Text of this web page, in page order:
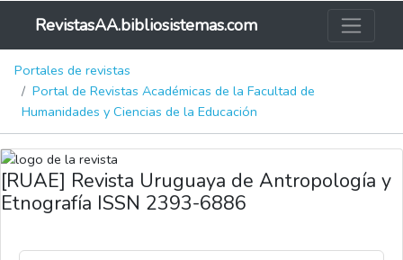
RevistasAA.bibliosistemas.com
Portales de revistas
Portal de Revistas Académicas de la Facultad de
Humanidades y Ciencias de la Educación
[RUAE] Revista Uruguaya de Antropología y
Etnografía ISSN 2393-6886